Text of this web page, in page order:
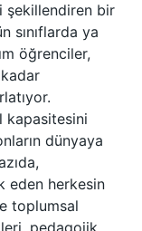
şekillendiren bir
sınıflarda ya
öğrenciler,
kapasitesini
dünyaya
eden herkesin
toplumsal
pedagojik